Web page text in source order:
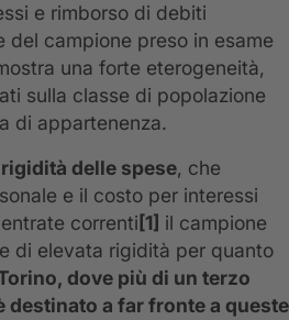
e rimborso di debiti
del campione preso in esame
una forte eterogeneità,
sulla classe di popolazione
di appartenenza.
rigidità delle spese, che
e il costo per interessi
correnti [1] il campione
di elevata rigidità per quanto
dove più di un terzo
destinato a far fronte a queste